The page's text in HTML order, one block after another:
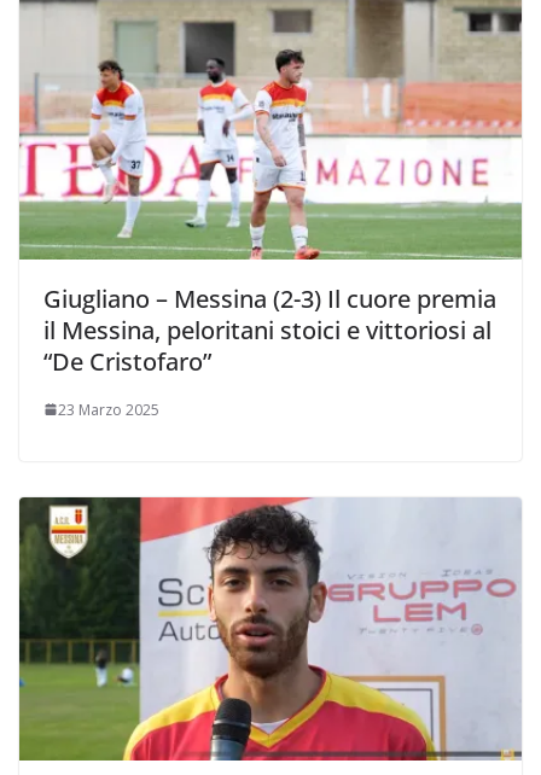
Giugliano – Messina (2-3) Il cuore premia
il Messina, peloritani stoici e vittoriosi al
“De Cristofaro”
23 Marzo 2025